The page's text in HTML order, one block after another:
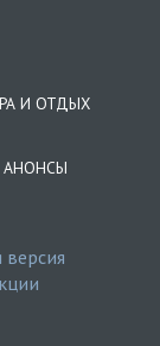
И ОТДЫХ
АНОНСЫ
версия